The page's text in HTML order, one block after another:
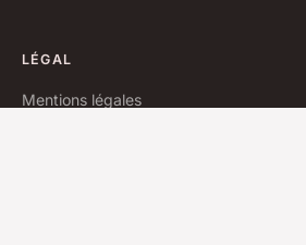
LÉGAL
Mentions légales